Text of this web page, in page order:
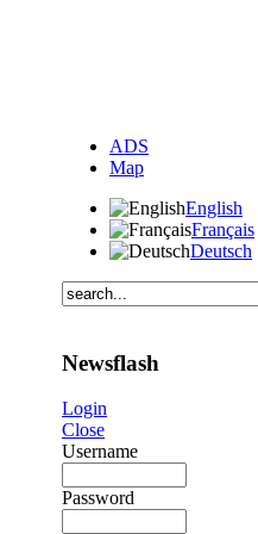
ADS
Map
English
Français
Deutsch
Newsflash
Login
Close
Username
Password